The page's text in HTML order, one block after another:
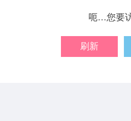
呃…您要
刷新